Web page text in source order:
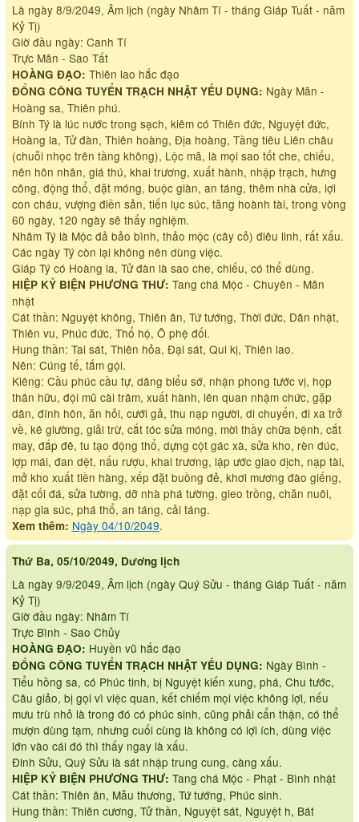
Là ngày 8/9/2049, Âm lịch (ngày Nhâm Tí - tháng Giáp Tuất - năm
Kỷ Tị)
Giờ đầu ngày: Canh Tí
Trực Mãn - Sao Tất
HOÀNG ĐẠO: Thiên lao hắc đạo
ĐỔNG CÔNG TUYỂN TRẠCH NHẬT YẾU DỤNG: Ngày Mãn -
Hoàng sa, Thiên phú.
Bính Tý là lúc nước trong sạch, kiêm có Thiên đức, Nguyệt đức,
Hoàng la, Tử đàn, Thiên hoàng, Địa hoàng, Tầng tiêu Liên châu
(chuỗi nhọc trên tầng không), Lộc mã, là mọi sao tốt che, chiếu,
nên hôn nhân, giá thú, khai trương, xuất hành, nhập trạch, hưng
công, động thổ, đặt móng, buộc giàn, an táng, thêm nhà cửa, lợi
con cháu, vượng điền sản, tiến lục súc, tăng hoành tài, trong vòng
60 ngày, 120 ngày sẽ thấy nghiệm.
Nhâm Tý là Mộc đả bảo bình, thảo mộc (cây cỏ) điêu linh, rất xấu.
Các ngày Tý còn lại không nên dùng việc.
Giáp Tý có Hoàng la, Tử đàn là sao che, chiếu, có thể dùng.
HIỆP KỶ BIỆN PHƯƠNG THƯ: Tang chá Mộc - Chuyên - Mãn
nhật
Cát thần: Nguyệt không, Thiên ân, Tứ tướng, Thời đức, Dân nhật,
Thiên vu, Phúc đức, Thổ hộ, Ô phệ đối.
Hung thần: Tai sát, Thiên hỏa, Đại sát, Qui kị, Thiên lao.
Nên: Cúng tế, tắm gội.
Kiêng: Cầu phúc cầu tự, dâng biểu sớ, nhận phong tước vị, họp
thân hữu, đội mũ cài trâm, xuất hành, lên quan nhậm chức, gặp
dân, đính hôn, ăn hỏi, cưới gả, thu nạp người, di chuyển, đi xa trở
về, kê giường, giải trừ, cắt tóc sửa móng, mời thầy chữa bệnh, cắt
may, đắp đê, tu tạo động thổ, dựng cột gác xà, sửa kho, rèn đúc,
lợp mái, đan dệt, nấu rượu, khai trương, lập ước giao dịch, nạp tài,
mở kho xuất tiền hàng, xếp đặt buồng đẻ, khơi mương đào giếng,
đặt cối đá, sửa tường, dỡ nhà phá tường, gieo trồng, chăn nuôi,
nạp gia súc, phá thổ, an táng, cải táng.
Xem thêm: Ngày 04/10/2049.
Thứ Ba, 05/10/2049, Dương lịch
Là ngày 9/9/2049, Âm lịch (ngày Quý Sửu - tháng Giáp Tuất - năm
Kỷ Tị)
Giờ đầu ngày: Nhâm Tí
Trực Bình - Sao Chủy
HOÀNG ĐẠO: Huyền vũ hắc đạo
ĐỔNG CÔNG TUYỂN TRẠCH NHẬT YẾU DỤNG: Ngày Bình -
Tiểu hồng sa, có Phúc tinh, bị Nguyệt kiến xung, phá, Chu tước,
Câu giảo, bị gọi vì việc quan, kết chiếm mọi việc không lợi, nếu
mưu trù nhỏ là trong đó có phúc sinh, cũng phải cẩn thận, có thể
mượn dùng tạm, nhưng cuối cùng là không có lợi ích, dùng việc
lớn vào cái đó thì thấy ngay là xấu.
Đinh Sửu, Quý Sửu là sát nhập trung cung, càng xấu.
HIỆP KỶ BIỆN PHƯƠNG THƯ: Tang chá Mộc - Phạt - Bình nhật
Cát thần: Thiên ân, Mẫu thương, Tứ tướng, Phúc sinh.
Hung thần: Thiên cương, Tử thần, Nguyệt sát, Nguyệt h, Bát